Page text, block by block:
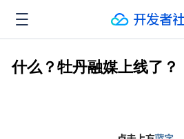
什么？牡丹融媒上线了？